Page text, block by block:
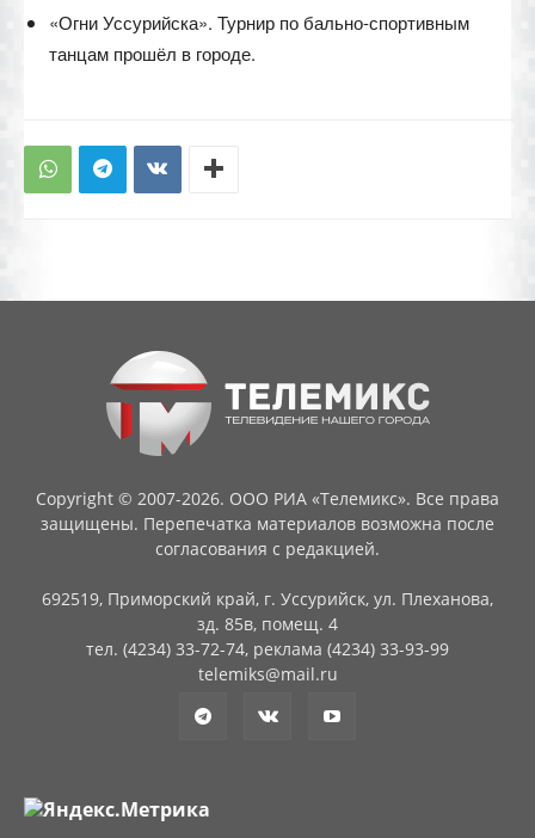
«Огни Уссурийска». Турнир по бально-спортивным
танцам прошёл в городе.
Copyright © 2007-2026. ООО РИА «Телемикс». Все права
защищены. Перепечатка материалов возможна после
согласования с редакцией.
692519, Приморский край, г. Уссурийск, ул. Плеханова,
зд. 85в, помещ. 4
тел. (4234) 33-72-74, реклама (4234) 33-93-99
telemiks@mail.ru